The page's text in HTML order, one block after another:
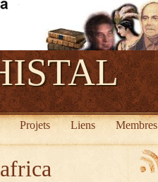
Projets Liens Membres